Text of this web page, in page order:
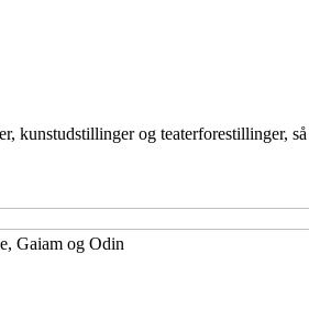
kunstudstillinger og teaterforestillinger,
Gaiam og Odin